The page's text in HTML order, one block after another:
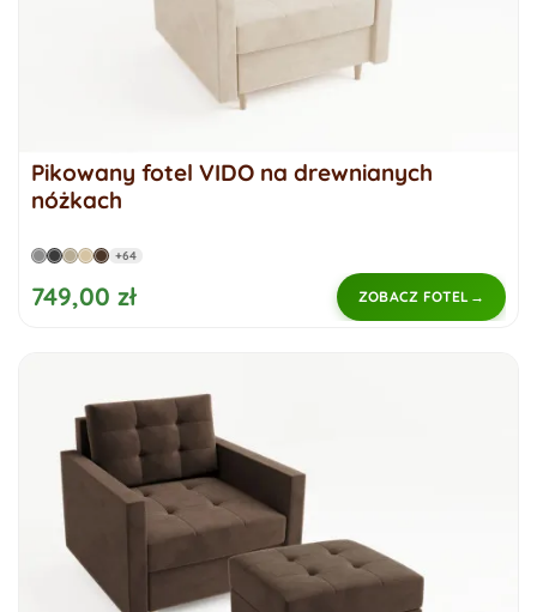
Pikowany fotel VIDO na drewnianych
nóżkach
+64
749,00 zł ZOBACZ FOTEL